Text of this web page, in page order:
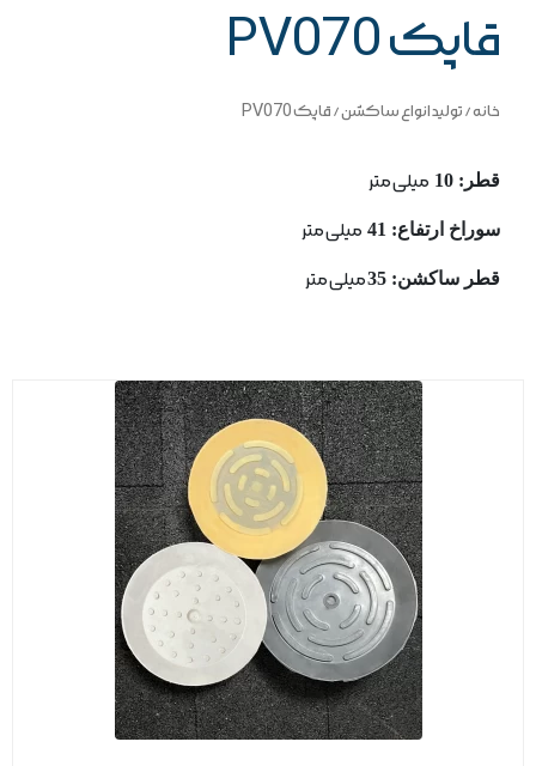
قاپک PV070
خانه/تولید انواع ساکشن/ قاپک PV070
قطر: 10 میلی متر
سوراخ ارتفاع: 41 میلی متر
قطر ساكشن: 35 میلی متر